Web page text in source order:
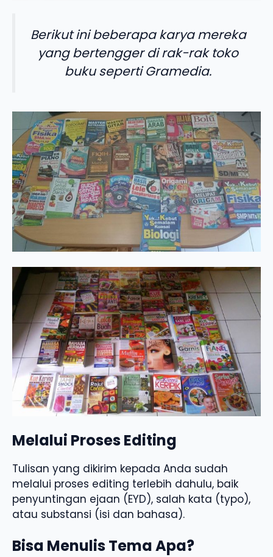
Berikut ini beberapa karya mereka
yang bertengger di rak-rak toko
buku seperti Gramedia.
Melalui Proses Editing
Tulisan yang dikirim kepada Anda sudah
melalui proses editing terlebih dahulu, baik
penyuntingan ejaan (EYD), salah kata (typo),
atau substansi (isi dan bahasa).
Bisa Menulis Tema Apa?